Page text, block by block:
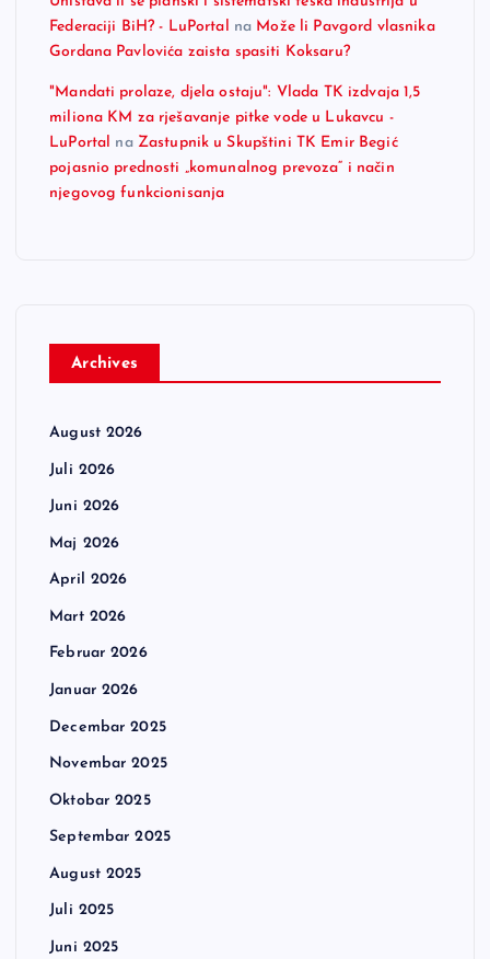
Federaciji BiH? - LuPortal na Može li Pavgord vlasnika
Gordana Pavlovića zaista spasiti Koksaru?
"Mandati prolaze, djela ostaju": Vlada TK izdvaja 1,5
miliona KM za rješavanje pitke vode u Lukavcu -
LuPortal na Zastupnik u Skupštini TK Emir Begić
pojasnio prednosti „komunalnog prevoza“ i način
njegovog funkcionisanja
Archives
August 2026
Juli 2026
Juni 2026
Maj 2026
April 2026
Mart 2026
Februar 2026
Januar 2026
Decembar 2025
Novembar 2025
Oktobar 2025
Septembar 2025
August 2025
Juli 2025
Juni 2025